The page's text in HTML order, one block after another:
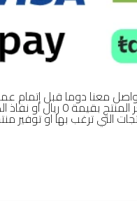
معنا دوما قبل إتمام
في حال ظهور سعر
التي ترغب بها او توفير